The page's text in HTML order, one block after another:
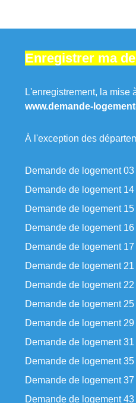
Enregistrer ma
L'enregistrement, la mise
www.demande-
À l'exception des
Demande de logement
Demande de logement
Demande de logement
Demande de logement
Demande de logement
Demande de logement 21
Demande de logement
Demande de logement
Demande de logement
Demande de logement
Demande de logement
Demande de logement
Demande de logement